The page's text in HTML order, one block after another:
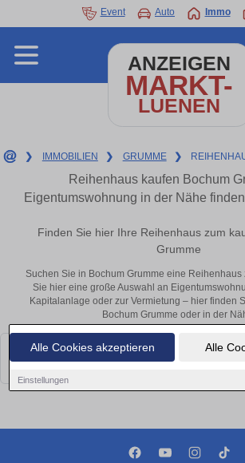
Alle Cookies akzeptieren Alle
Einstellungen
Event Auto Immo
ANZEIGEN
MARKT-
LUENEN
❯ IMMOBILIEN ❯ GRUMME ❯
Reihenhaus kaufen Bochum
Eigentumswohnung in der Nähe
Finden Sie hier Ihre Reihenhaus zum
Grumme
Suchen Sie in Bochum Grumme eine Reihenhaus
Sie hier eine große Auswahl an
Kapitalanlage oder zur Vermietung – hier finden
Bochum Grumme oder in der
Leider konnten wir derzeit keine passenden
bald wieder vorbei!